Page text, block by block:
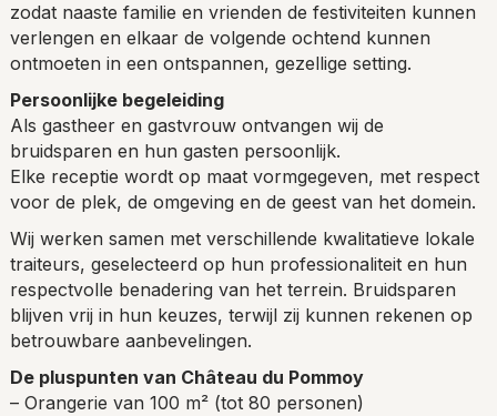
zodat naaste familie en vrienden de festiviteiten kunnen
verlengen en elkaar de volgende ochtend kunnen
ontmoeten in een ontspannen, gezellige setting.
Persoonlijke begeleiding
Als gastheer en gastvrouw ontvangen wij de
bruidsparen en hun gasten persoonlijk.
Elke receptie wordt op maat vormgegeven, met respect
voor de plek, de omgeving en de geest van het domein.
Wij werken samen met verschillende kwalitatieve lokale
traiteurs, geselecteerd op hun professionaliteit en hun
respectvolle benadering van het terrein. Bruidsparen
blijven vrij in hun keuzes, terwijl zij kunnen rekenen op
betrouwbare aanbevelingen.
De pluspunten van Château du Pommoy
– Orangerie van 100 m² (tot 80 personen)